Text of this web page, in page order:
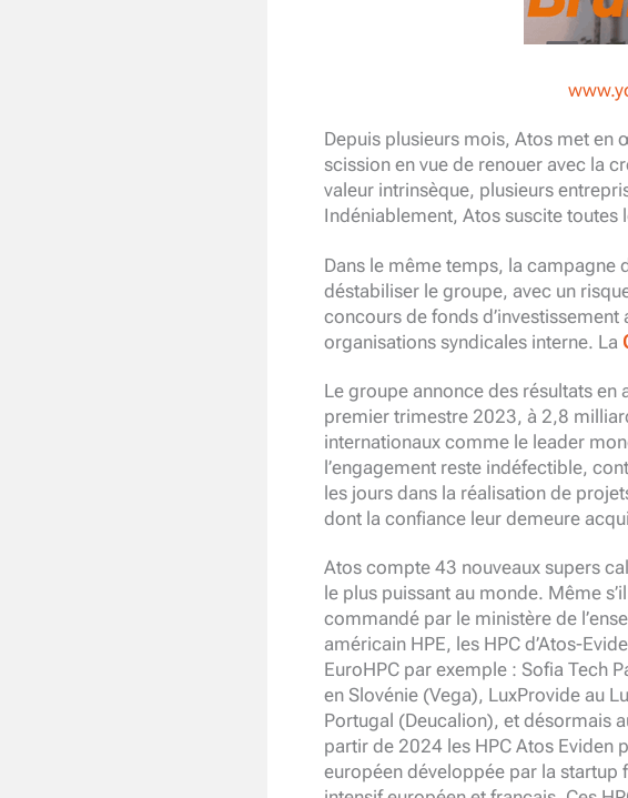
Depuis plusieurs mois, Atos met en
scission en vue de renouer avec la
valeur intrinsèque, plusieurs
Indéniablement, Atos suscite toutes
Dans le même temps, la campagne
déstabiliser le groupe, avec un
concours de fonds
organisations syndicales interne. La
Le groupe annonce des résultats en
premier trimestre 2023, à 2,8
internationaux comme le leader
l’engagement reste indéfectible,
les jours dans la réalisation de
dont la confiance leur demeure
Atos compte 43 nouveaux supers
le plus puissant au monde. Même
commandé par le ministère de
américain HPE, les HPC d’Atos-
EuroHPC par exemple : Sofia Tech
en Slovénie (Vega), LuxProvide au
Portugal (Deucalion), et désormais
partir de 2024 les HPC Atos
européen développée par la startup